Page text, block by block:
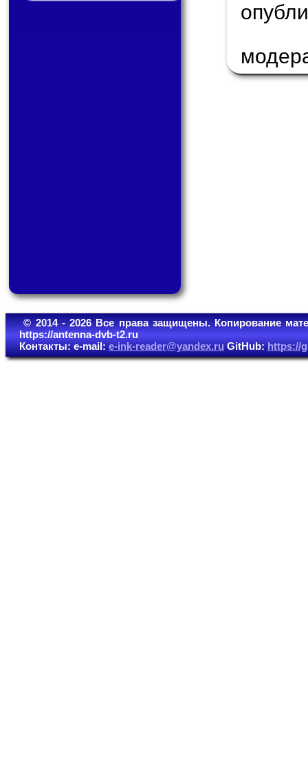
© 2014 - 2026 Все права защищены. Копирование
https://antenna-dvb-t2.ru
Контакты: e-mail:e-ink-reader@yandex.ruGitHub:https://